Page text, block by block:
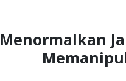
Menormalkan